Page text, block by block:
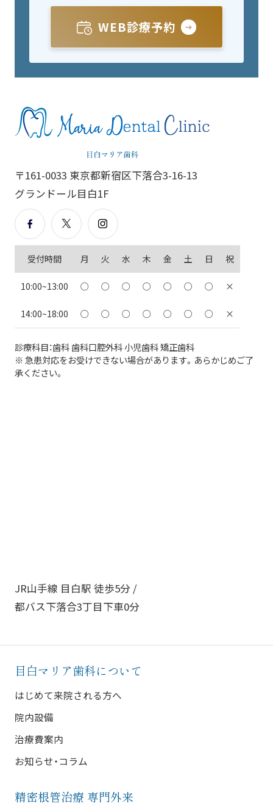
WEB診療予約
〒161-0033 東京都新宿区下落合3-16-13
グランドール目白1F
受付時間 月 火 水 木 金 土 日 祝
10:00~13:00 ○ ○ ○ ○ ○ ○ ○ ×
14:00~18:00 ○ ○ ○ ○ ○ ○ ○ ×
診療科目：歯科 歯科口腔外科 小児歯科 矯正歯科
※ 急患対応をお受けできない場合があります。あらかじめご了
承ください。
JR山手線 目白駅 徒歩5分 /
都バス下落合3丁目下車0分
目白マリア歯科について
はじめて来院される方へ
院内設備
治療費案内
お知らせ・コラム
精密根管治療 専門外来